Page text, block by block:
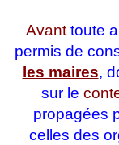
Avanttoute
permis de
les maires,
sur le
propagées
celles des